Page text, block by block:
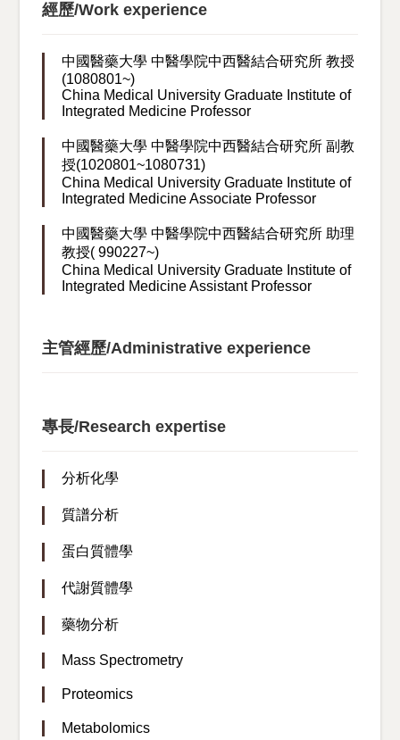
經歷/Work experience
中國醫藥大學 中醫學院中西醫結合研究所 教授
(1080801~)
China Medical University Graduate Institute of
Integrated Medicine Professor
中國醫藥大學 中醫學院中西醫結合研究所 副教
授(1020801~1080731)
China Medical University Graduate Institute of
Integrated Medicine Associate Professor
中國醫藥大學 中醫學院中西醫結合研究所 助理
教授( 990227~)
China Medical University Graduate Institute of
Integrated Medicine Assistant Professor
主管經歷/Administrative experience
專長/Research expertise
分析化學
質譜分析
蛋白質體學
代謝質體學
藥物分析
Mass Spectrometry
Proteomics
Metabolomics